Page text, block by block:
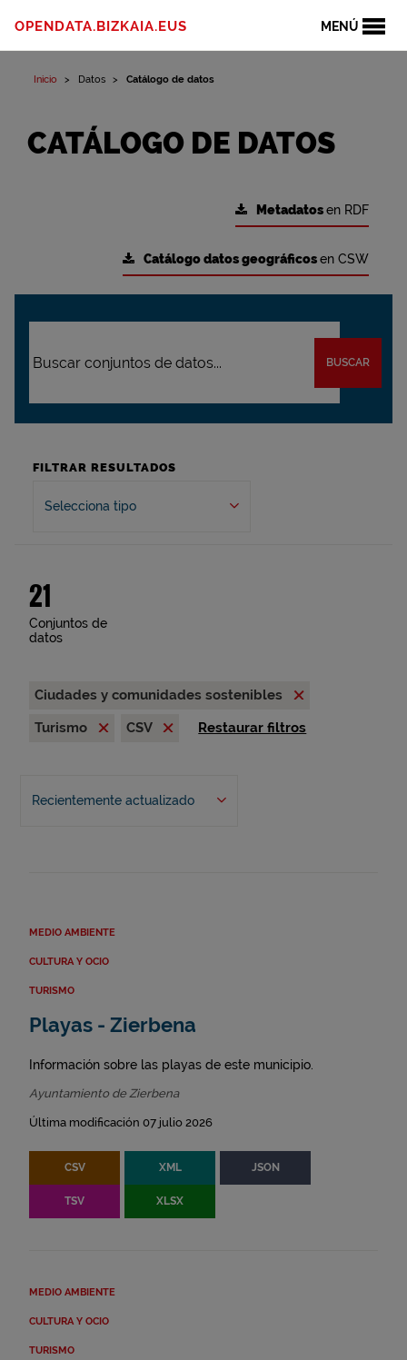
MENÚ
OPENDATA.BIZKAIA.EUS
Inicio Datos Catálogo de datos
CATÁLOGO DE DATOS
Metadatosen RDF
Catálogo datos geográficosen CSW
BUSCAR
FILTRAR RESULTADOS
Selecciona tipo
21
Conjuntos de
datos
Ciudades y comunidades sostenibles
Turismo
CSV Restaurar filtros
Recientemente actualizado
MEDIO AMBIENTE
CULTURA Y OCIO
TURISMO
Playas - Zierbena
Información sobre las playas de este municipio.
Ayuntamiento de Zierbena
Última modificación 07 julio 2026
CSV XML JSON
TSV XLSX
MEDIO AMBIENTE
CULTURA Y OCIO
TURISMO